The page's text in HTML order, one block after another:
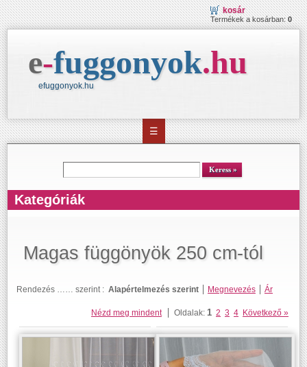
kosár
Termékek a kosárban:0
e-fuggonyok.hu
efuggonyok.hu
☰
Kategóriák
Magas függönyök 250 cm-tól
Rendezés …… szerint : Alapértelmezés szerint Megnevezés Ár
Nézd meg mindent Oldalak: 1 2 3 4 Következő »